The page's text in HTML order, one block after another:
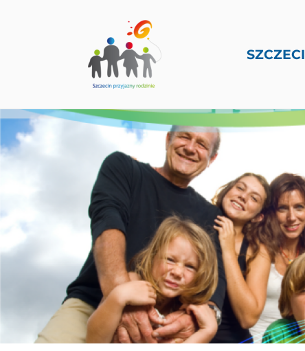
PRZEJDŹ DO TREŚCI